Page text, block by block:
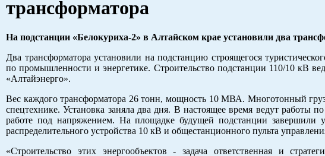
трансформатора
На подстанции «Белокуриха-2» в Алтайском крае установили два
Два трансформатора установили на подстанцию строящегося
по промышленности и энергетике. Строительство подстанции 110/10 кВ
«Алтайэнерго».
Вес каждого трансформатора 26 тонн, мощность 10 МВА. Многотонный
спецтехнике. Установка заняла два дня. В настоящее время ведут работы
работе под напряжением. На площадке будущей подстанции завершили
распределительного устройства 10 кВ и общестанционного пульта
«Строительство этих энергообъектов - задача ответственная и